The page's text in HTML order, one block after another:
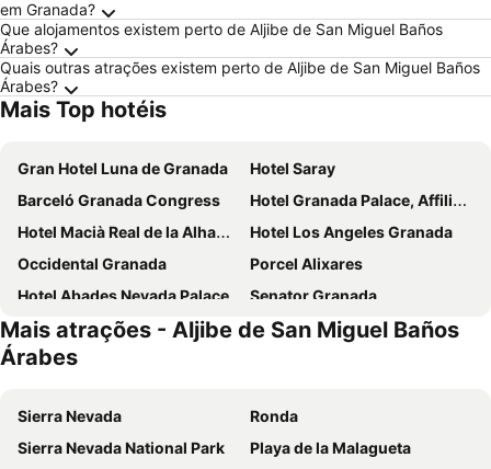
em Granada?
Que alojamentos existem perto de Aljibe de San Miguel Baños
Árabes?
Quais outras atrações existem perto de Aljibe de San Miguel Baños
Árabes?
Mais Top hotéis
Gran Hotel Luna de Granada
Hotel Saray
Barceló Granada Congress
Hotel Granada Palace, Affiliated by Meliá
Hotel Macià Real de la Alhambra
Hotel Los Angeles Granada
Occidental Granada
Porcel Alixares
Hotel Abades Nevada Palace
Senator Granada
DWO Urban Granada
Meliá Granada
Barceló Carmen Granada
Vincci Albayzin
Hotel Macià Cóndor
Porcel Sabica
Checkin Urban Nevada
Mais atrações - Aljibe de San Miguel Baños
Árabes
Sierra Nevada
Ronda
Sierra Nevada National Park
Playa de la Malagueta